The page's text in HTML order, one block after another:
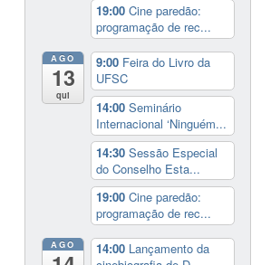
19:00Cine paredão:
programação de rec...
AGO
13
qui
9:00 Feira do Livro da
UFSC
14:00Seminário
Internacional ‘Ninguém...
14:30Sessão Especial
do Conselho Esta...
19:00Cine paredão:
programação de rec...
AGO 14:00 Lançamento da